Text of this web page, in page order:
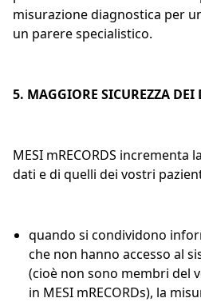
misurazione diagnostica per
un parere specialistico.
5. MAGGIORE SICUREZZA DEI
MESI mRECORDS incrementa
dati e di quelli dei vostri
quando si condividono
che non hanno accesso al
(cioè non sono membri del
in MESI mRECORDs), la